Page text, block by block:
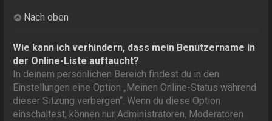
Nach oben
Wie kann ich verhindern, dass mein Benutzername in
der Online-Liste auftaucht?
In deinem persönlichen Bereich findest du in den
Einstellungen eine Option „Meinen Online-Status während
dieser Sitzung verbergen“. Wenn du diese Option
einschaltest, können nur Administratoren, Moderatoren